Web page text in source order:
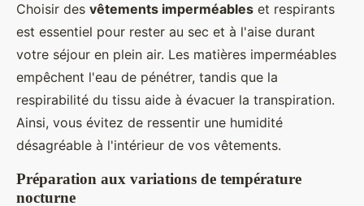
Choisir des vêtements imperméables et respirants
est essentiel pour rester au sec et à l'aise durant
votre séjour en plein air. Les matières imperméables
empêchent l'eau de pénétrer, tandis que la
respirabilité du tissu aide à évacuer la transpiration.
Ainsi, vous évitez de ressentir une humidité
désagréable à l'intérieur de vos vêtements.
Préparation aux variations de température
nocturne